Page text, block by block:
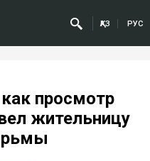
ҚАЗ РУС
просмотр
жительницу